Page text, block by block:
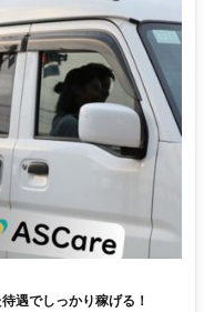
遇でしっかり稼げる！